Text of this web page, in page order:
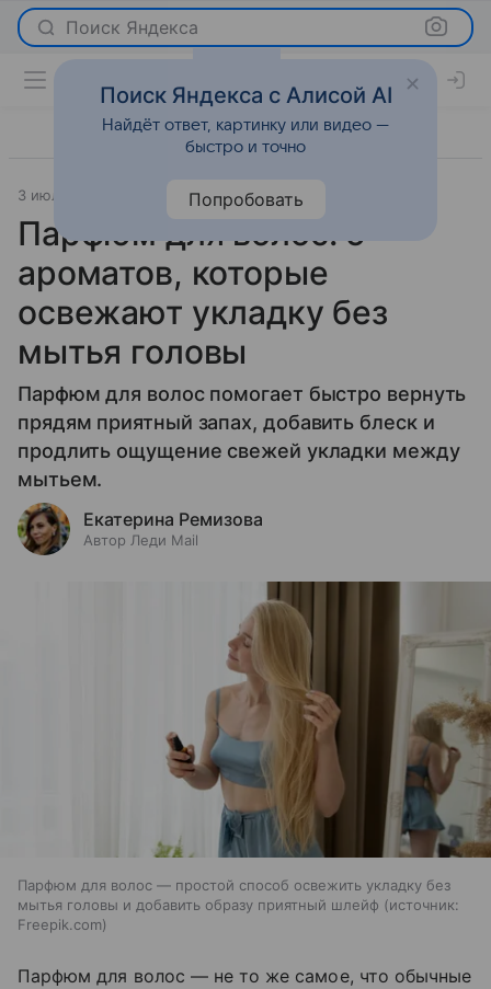
Поиск Яндекса
3 июля 2026 Рейтинги
Парфюм для волос: 5
ароматов, которые
освежают укладку без
мытья головы
Парфюм для волос помогает быстро вернуть
прядям приятный запах, добавить блеск и
продлить ощущение свежей укладки между
мытьем.
Екатерина Ремизова
Автор Леди Mail
Парфюм для волос — простой способ освежить укладку без
мытья головы и добавить образу приятный шлейф
источник:
Freepik.com
Парфюм для волос — не то же самое, что обычные
Поиск Яндекса с Алисой AI
Найдёт ответ, картинку или видео —
быстро и точно
Попробовать